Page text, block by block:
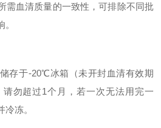
需血清质量的一致性，可排除不同批
存于-20℃冰箱（未开封血清有效期
勿超过1个月，若一次无法用完一
冻。